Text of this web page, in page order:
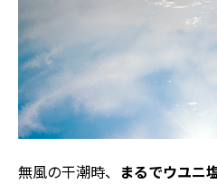
無風の干潮時、 まるでウユニ